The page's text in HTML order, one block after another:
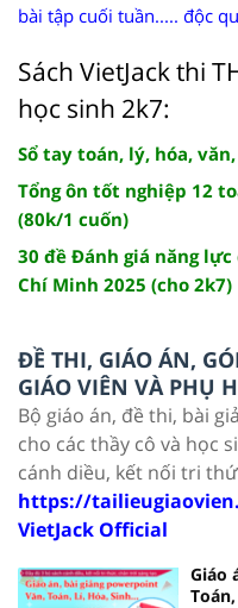
bài tập cuối tuần..... độc
Sách VietJack thi
học sinh 2k7:
Sổ tay toán, lý, hóa,
Tổng ôn tốt nghiệp 12
(80k/1 cuốn)
30 đề Đánh giá năng
Chí Minh 2025 (cho 2k7)
ĐỀ THI, GIÁO ÁN,
GIÁO VIÊN VÀ PHỤ
Bộ giáo án, đề thi, bài
cho các thầy cô và học
cánh diều, kết nối tri
https://
VietJack Official
Giáo